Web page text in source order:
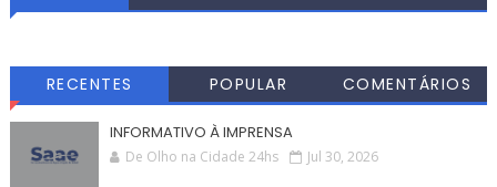
RECENTES POPULAR COMENTÁRIOS
INFORMATIVO À IMPRENSA
De Olho na Cidade 24hs Jul 30, 2026